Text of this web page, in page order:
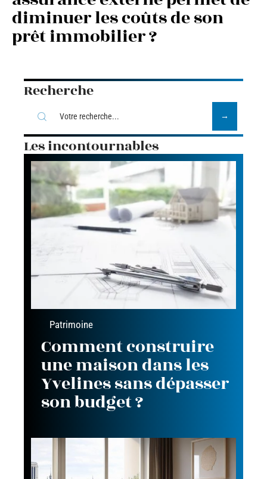
diminuer les coûts de son
prêt immobilier ?
Recherche
Les incontournables
Patrimoine
Comment construire
une maison dans les
Yvelines sans dépasser
son budget ?